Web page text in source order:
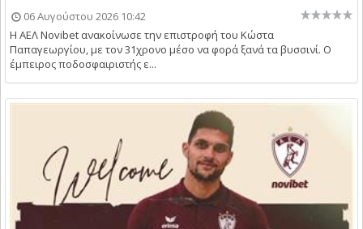
06 Αυγούστου 2026 10:42
Η ΑΕΛ Novibet ανακοίνωσε την επιστροφή του Κώστα
Παπαγεωργίου, με τον 31χρονο μέσο να φορά ξανά τα βυσσινί. Ο
έμπειρος ποδοσφαιριστής ε...